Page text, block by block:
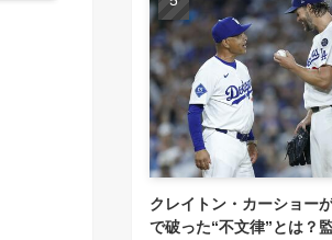
クレイトン・カーショー
で破った“不文律”とは？